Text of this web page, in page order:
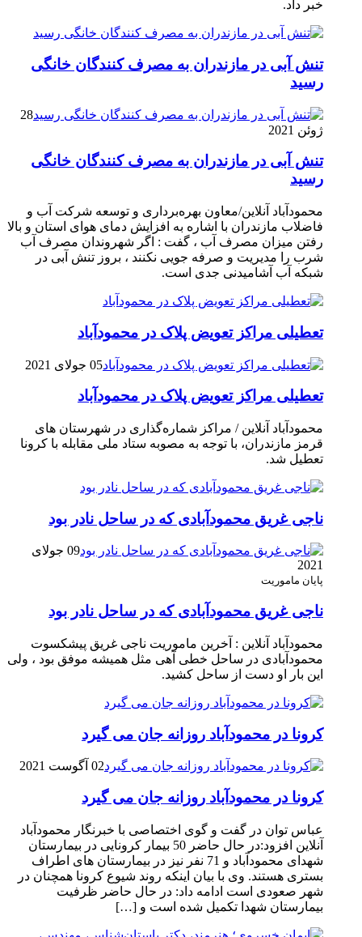
خبر داد.
تنش آبی در مازندران به مصرف كنندگان خانگی
رسيد
28
ژوئن 2021
تنش آبی در مازندران به مصرف كنندگان خانگی
رسيد
محمودآباد آنلاین/معاون بهره‌برداری و توسعه شرکت آب و
فاضلاب مازندران با اشاره به افزایش دمای هوای استان و بالا
رفتن میزان مصرف آب ، گفت : اگر شهروندان مصرف آب
شرب را مدیریت و صرفه جویی نکنند ، بروز تنش آبی در
شبکه آب آشامیدنی جدی است.
تعطیلی مراکز تعویض پلاک در محمودآباد
05 جولای 2021
تعطیلی مراکز تعویض پلاک در محمودآباد
محمودآباد آنلاین / مراکز شماره‌گذاری در شهر‌ستان های
قرمز مازندران، با توجه به مصوبه ستاد ملی مقابله با کرونا
تعطیل شد.
ناجی غریق محمودآبادی که در ساحل نادر بود
09 جولای
2021
پایان ماموریت
ناجی غریق محمودآبادی که در ساحل نادر بود
محمودآباد آنلاین : آخرین ماموریت ناجی غریق پیشکسوت
محمودآبادی در ساحل خطی آهی مثل همیشه موفق بود ، ولی
این بار او دست از ساحل کشید.
کرونا در محمودآباد روزانه جان می گیرد
02 آگوست 2021
کرونا در محمودآباد روزانه جان می گیرد
عباس توان در گفت و گوی اختصاصی با خبرنگار محمودآباد
آنلاین افزود:در حال حاضر 50 بیمار کرونایی در بیمارستان
شهدای محمودآباد و 71 نفر نیز در بیمارستان های اطراف
بستری هستند. وی با بیان اینکه روند شیوع کرونا همچنان در
شهر صعودی است ادامه داد: در حال حاضر ظرفیت
بیمارستان شهدا تکمیل شده است و […]